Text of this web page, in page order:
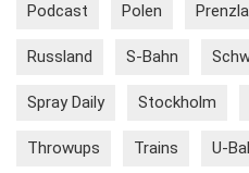
Podcast Polen
Russland S-Bahn
Spray Daily Stockholm
Throwups Trains U-